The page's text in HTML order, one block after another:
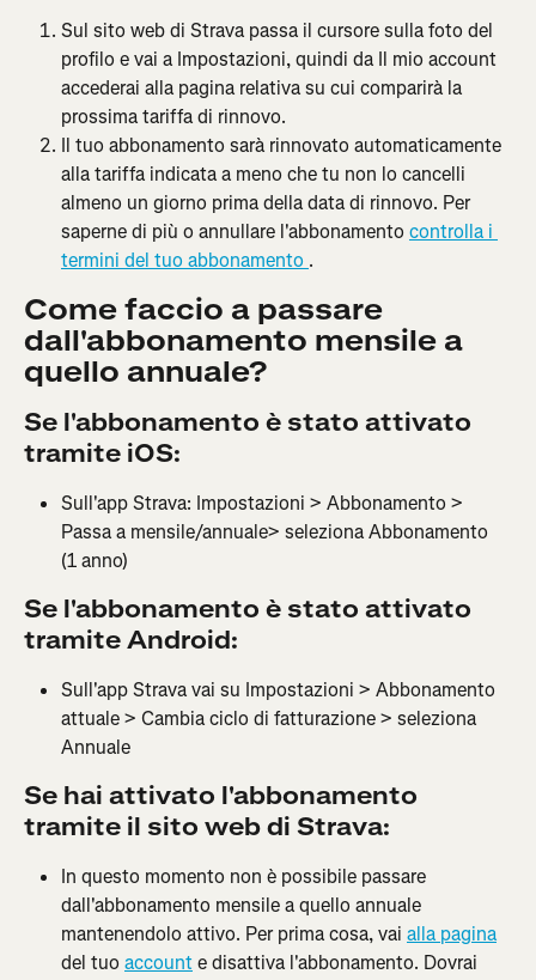
Sul sito web di Strava passa il cursore sulla foto del
profilo e vai a Impostazioni, quindi da Il mio account
accederai alla pagina relativa su cui comparirà la
prossima tariffa di rinnovo.
Il tuo abbonamento sarà rinnovato automaticamente
alla tariffa indicata a meno che tu non lo cancelli
almeno un giorno prima della data di rinnovo. Per
saperne di più o annullare l'abbonamento controlla i
termini del tuo abbonamento .
Come faccio a passare
dall'abbonamento mensile a
quello annuale?
Se l'abbonamento è stato attivato
tramite iOS:
Sull'app Strava: Impostazioni > Abbonamento >
Passa a mensile/annuale> seleziona Abbonamento
(1 anno)
Se l'abbonamento è stato attivato
tramite Android:
Sull'app Strava vai su Impostazioni > Abbonamento
attuale > Cambia ciclo di fatturazione > seleziona
Annuale
Se hai attivato l'abbonamento
tramite il sito web di Strava:
In questo momento non è possibile passare
dall'abbonamento mensile a quello annuale
mantenendolo attivo. Per prima cosa, vai alla pagina
del tuo account e disattiva l'abbonamento. Dovrai